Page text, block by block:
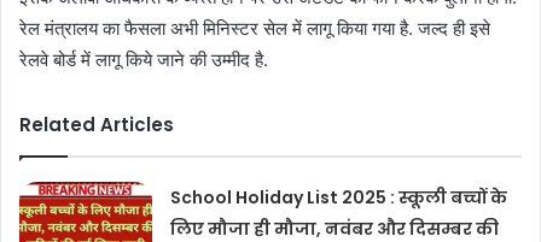
रेल मंत्रालय का फैसला अभी मिनिस्टर सेल में लागू किया गया है. जल्द ही इसे
रेलवे बोर्ड में लागू किये जाने की उम्मीद है.
Related Articles
School Holiday List 2025 : स्कूली बच्चों के
लिए मौजा ही मौजा, नवंबर और दिसम्बर की